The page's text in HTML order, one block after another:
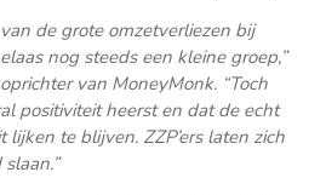
de grote omzetverliezen bij
nog steeds een kleine groep,”
van MoneyMonk. “Toch
positiviteit heerst en dat de echt
te blijven. ZZP’ers laten zich